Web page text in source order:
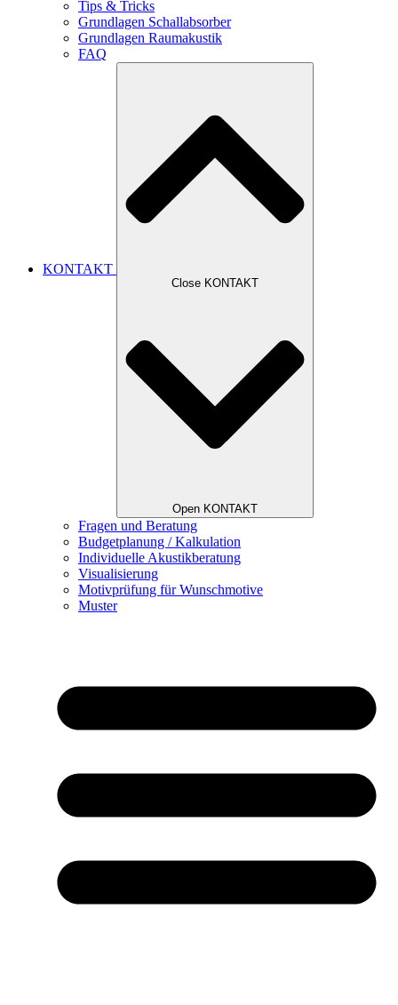
Tips & Tricks
Grundlagen Schallabsorber
Grundlagen Raumakustik
FAQ
KONTAKT
Close KONTAKT
Open KONTAKT
Fragen und Beratung
Budgetplanung / Kalkulation
Individuelle Akustikberatung
Visualisierung
Motivprüfung für Wunschmotive
Muster